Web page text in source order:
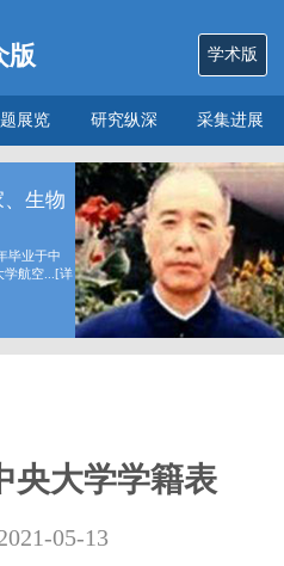
版 学术版
展览 研究纵深 采集进展
生物
毕业于中
学航空...[详
央大学学籍表
05-13